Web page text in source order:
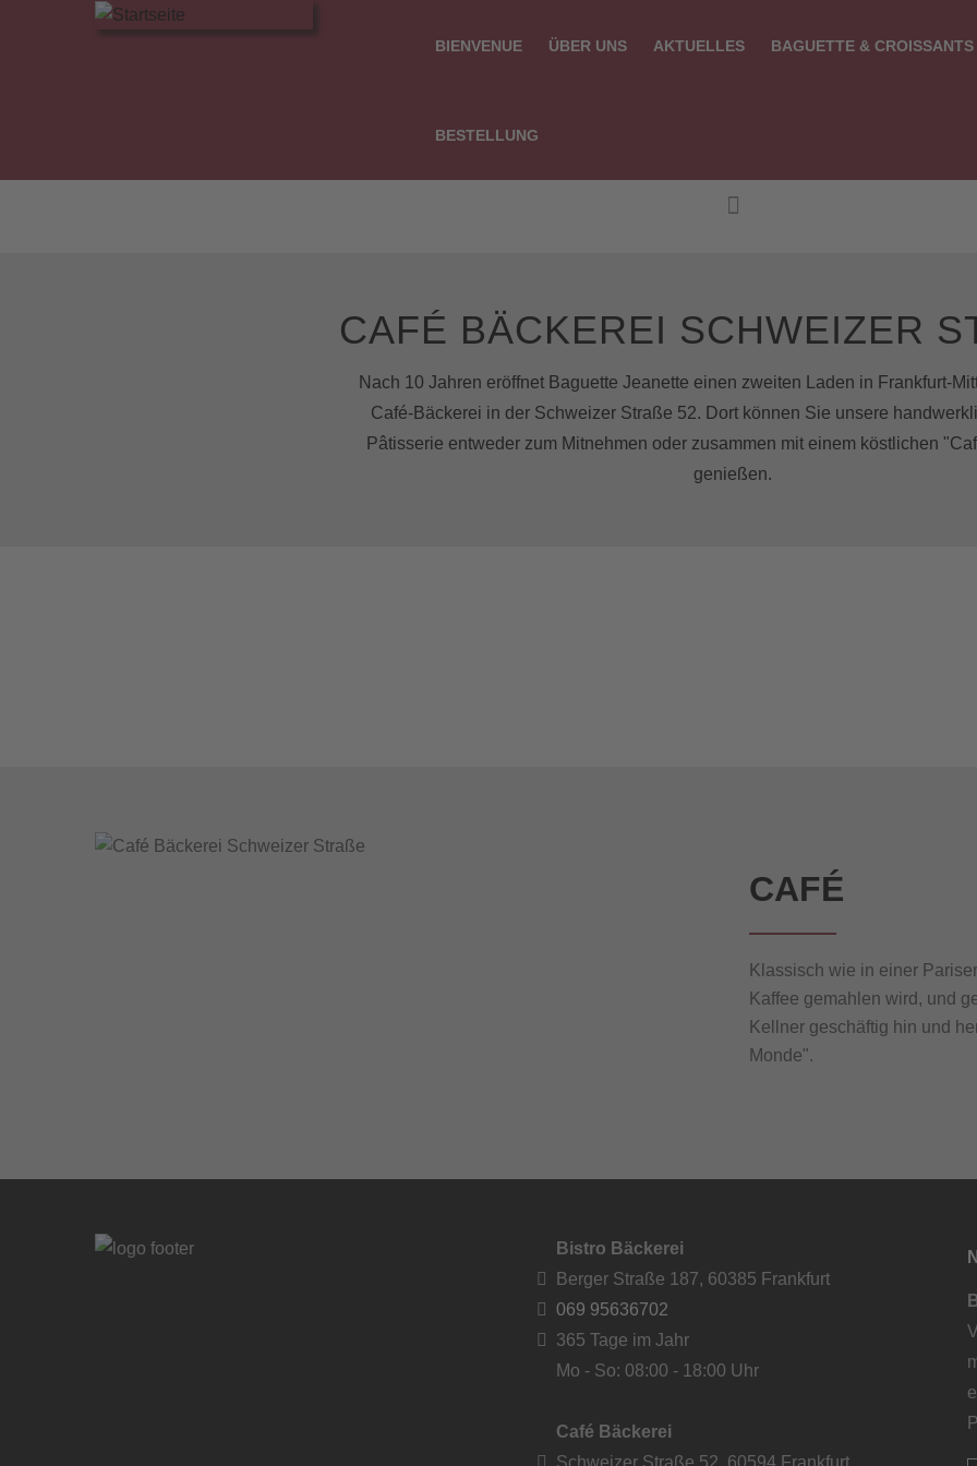
NAVIGATION
BIENVENUE ÜBER UNS AKTUELLES BAGUETTE & CROISSANTS
BESTELLUNG
CAFÉ BÄCKEREI SCHWEIZER
Nach 10 Jahren eröffnet Baguette Jeanette einen zweiten Laden in Frankfurt-
Café-Bäckerei in der Schweizer Straße 52. Dort können Sie unsere
Pâtisserie entweder zum Mitnehmen oder zusammen mit einem köstlichen
genießen.
CAFÉ
Klassisch wie in einer
Kaffee gemahlen wird, und
Kellner geschäftig hin und
Monde".
Bistro Bäckerei
Berger Straße 187, 60385 Frankfurt
069 95636702
365 Tage im Jahr
Mo - So: 08:00 - 18:00 Uhr
Café Bäckerei
Schweizer Straße 52, 60594 Frankfurt